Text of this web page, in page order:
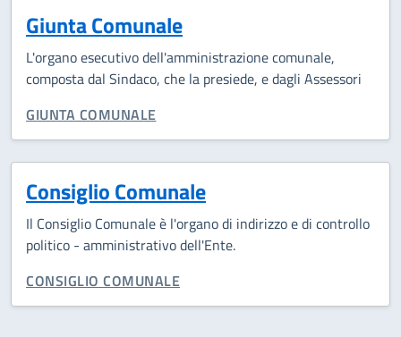
Giunta Comunale
L'organo esecutivo dell'amministrazione comunale,
composta dal Sindaco, che la presiede, e dagli Assessori
CATEGORIA CORRELATA:
GIUNTA COMUNALE
Consiglio Comunale
Il Consiglio Comunale è l'organo di indirizzo e di controllo
politico - amministrativo dell'Ente.
CATEGORIA CORRELATA:
CONSIGLIO COMUNALE